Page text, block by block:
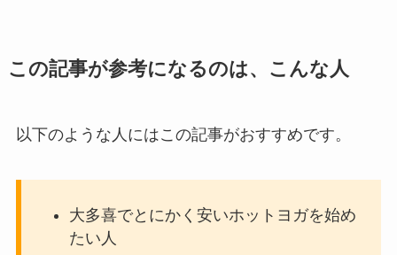
この記事が参考になるのは、こんな人
以下のような人にはこの記事がおすすめです。
大多喜でとにかく安いホットヨガを始め
たい人